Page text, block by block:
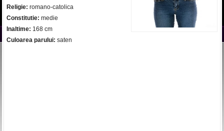
Religie: romano-catolica
Constitutie: medie
Inaltime: 168 cm
Culoarea parului: saten